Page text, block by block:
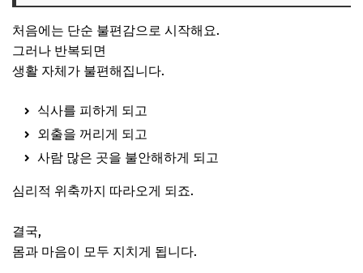
처음에는 단순 불편감으로 시작해요.
그러나 반복되면
생활 자체가 불편해집니다.
식사를 피하게 되고
외출을 꺼리게 되고
사람 많은 곳을 불안해하게 되고
심리적 위축까지 따라오게 되죠.
결국,
몸과 마음이 모두 지치게 됩니다.